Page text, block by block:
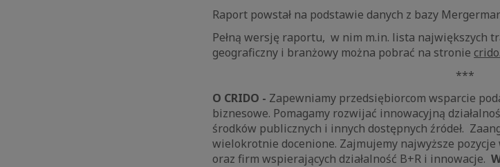
Raport powstał na podstawie danych z bazy
Pełną wersję raportu, w nim m.in. lista największych
geograficzny i branżowy można pobrać na stronie
***
O CRIDO - Zapewniamy przedsiębiorcom wsparcie
biznesowe. Pomagamy rozwijać innowacyjną
środków publicznych i innych dostępnych źródeł.
wielokrotnie docenione. Zajmujemy najwyższe
oraz firm wspierających działalność B+R i innowacje.